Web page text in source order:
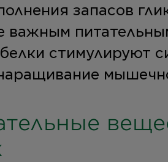
запасов
важным
стимулируют